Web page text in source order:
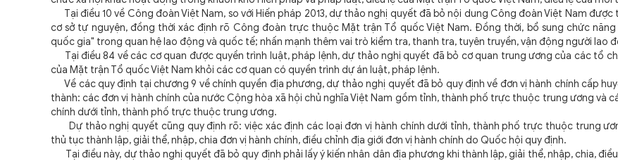
Tại điều 10 về Công đoàn Việt Nam, so với Hiến pháp 2013, dự thảo nghị quyết đã bỏ nội dung Công đoàn Việt Nam được
cơ sở tự nguyện, đồng thời xác định rõ Công đoàn trực thuộc Mặt trận Tổ quốc Việt Nam. Đồng thời, bổ sung chức
quốc gia" trong quan hệ lao động và quốc tế; nhấn mạnh thêm vai trò kiểm tra, thanh tra, tuyên truyền, vận động người lao
Tại điều 84 về các cơ quan được quyền trình luật, pháp lệnh, dự thảo nghị quyết đã bỏ cơ quan trung ương của các tổ
của Mặt trận Tổ quốc Việt Nam khỏi các cơ quan có quyền trình dự án luật, pháp lệnh.
Về các quy định tại chương 9 về chính quyền địa phương, dự thảo nghị quyết đã bỏ quy định về đơn vị hành chính cấp
thành: các đơn vị hành chính của nước Cộng hòa xã hội chủ nghĩa Việt Nam gồm tỉnh, thành phố trực thuộc trung ương và
chính dưới tỉnh, thành phố trực thuộc trung ương.
Dự thảo nghị quyết cũng quy định rõ: việc xác định các loại đơn vị hành chính dưới tỉnh, thành phố trực thuộc trung
thủ tục thành lập, giải thể, nhập, chia đơn vị hành chính, điều chỉnh địa giới đơn vị hành chính do Quốc hội quy định.
Tại điều này, dự thảo nghị quyết đã bỏ quy định phải lấy ý kiến nhân dân địa phương khi thành lập, giải thể, nhập, chia,